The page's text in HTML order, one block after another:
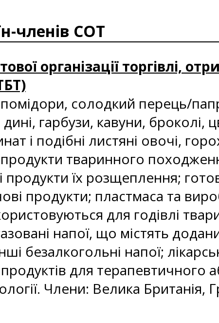
членів СОТ
організації торгівлі,
солодкий перець/
гарбузи, кавуни, броколі,
і подібні листяні овочі,
тваринного
продукти їх розщеплення;
продукти; пластмаса та
для годівлі
напої, що містять
безалкогольні напої;
для терапевтичного
Члени: Велика Британія,